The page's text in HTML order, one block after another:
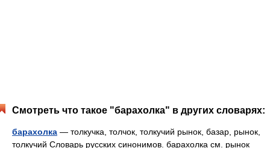
Смотреть что такое "барахолка" в других словарях:
барахолка — толкучка, толчок, толкучий рынок, базар, рынок,
толкучий Словарь русских синонимов. барахолка см. рынок